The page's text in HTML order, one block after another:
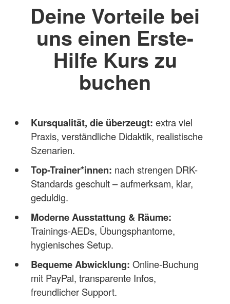
Deine Vorteile bei
uns einen Erste-
Hilfe Kurs zu
buchen
Kursqualität, die überzeugt: extra viel
Praxis, verständliche Didaktik, realistische
Szenarien.
Top-Trainer*innen: nach strengen DRK-
Standards geschult – aufmerksam, klar,
geduldig.
Moderne Ausstattung & Räume:
Trainings-AEDs, Übungsphantome,
hygienisches Setup.
Bequeme Abwicklung: Online-Buchung
mit PayPal, transparente Infos,
freundlicher Support.